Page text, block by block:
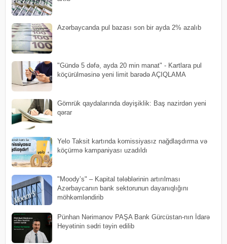
​Azərbaycanda pul bazası son bir ayda 2% azalıb
"Gündə 5 dəfə, ayda 20 min manat" - Kartlara pul
köçürülməsinə yeni limit barədə AÇIQLAMA
Gömrük qaydalarında dəyişiklik: Baş nazirdən yeni
qərar
Yelo Taksit kartında komissiyasız nağdlaşdırma və
köçürmə kampaniyası uzadıldı
"Moody’s" – Kapital tələblərinin artırılması
Azərbaycanın bank sektorunun dayanıqlığını
möhkəmləndirib
Pünhan Nərimanov PAŞA Bank Gürcüstan-nın İdarə
Heyətinin sədri təyin edilib